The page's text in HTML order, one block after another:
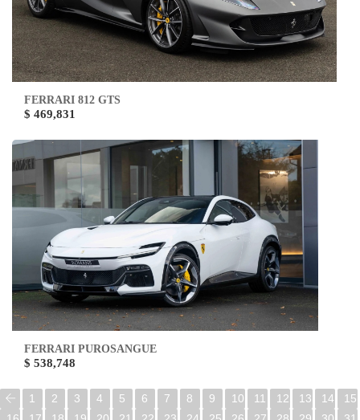
FERRARI 812 GTS
$ 469,831
FERRARI PUROSANGUE
$ 538,748
1 2 3 4 5 6 7 8 9 10 11 12 13 14
15